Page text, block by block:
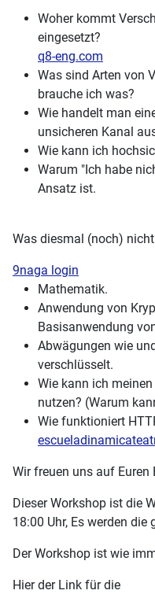
Woher kommt
eingesetzt?
q8-eng.com
Was sind Arten von
brauche ich was?
Wie handelt man
unsicheren Kanal
Wie kann ich
Warum "Ich habe
Ansatz ist.
Was diesmal (noch)
9naga login
Mathematik.
Anwendung von
Basisanwendung
Abwägungen wie
verschlüsselt.
Wie kann ich
nutzen? (Warum
Wie funktioniert
Wir freuen uns auf Euren
Dieser Workshop ist die
18:00 Uhr, Es werden
Der Workshop ist wie
Hier der Link für die